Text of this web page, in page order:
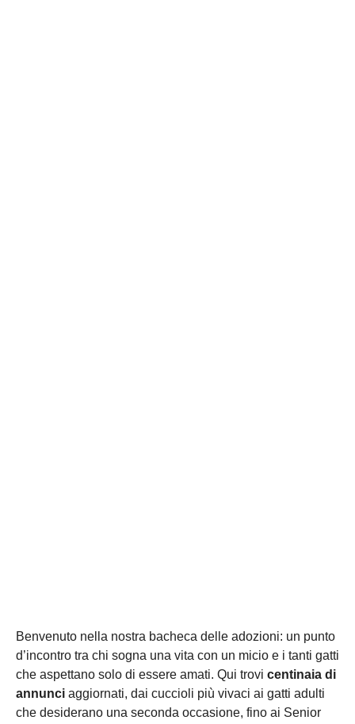
Benvenuto nella nostra bacheca delle adozioni: un punto
d’incontro tra chi sogna una vita con un micio e i tanti gatti
che aspettano solo di essere amati. Qui trovi centinaia di
annunci aggiornati, dai cuccioli più vivaci ai gatti adulti
che desiderano una seconda occasione, fino ai Senior